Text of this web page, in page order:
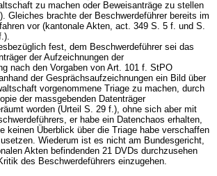
zu machen oder Beweisanträge zu stellen
Gleiches brachte der Beschwerdeführer bereits im
vor (kantonale Akten, act. 349 S. 5 f. und S.
fest, dem Beschwerdeführer sei das
der Aufzeichnungen der
nach den Vorgaben von Art. 101 f. StPO
der Gesprächsaufzeichnungen ein Bild über
vorgenommene Triage zu machen, durch
der massgebenden Datenträger
worden (Urteil S. 29 f.), ohne sich aber mit
er habe ein Datenchaos erhalten,
keinen Überblick über die Triage habe verschaffen
Wiederum ist es nicht am Bundesgericht,
Akten befindenden 21 DVDs durchzusehen
des Beschwerdeführers einzugehen.